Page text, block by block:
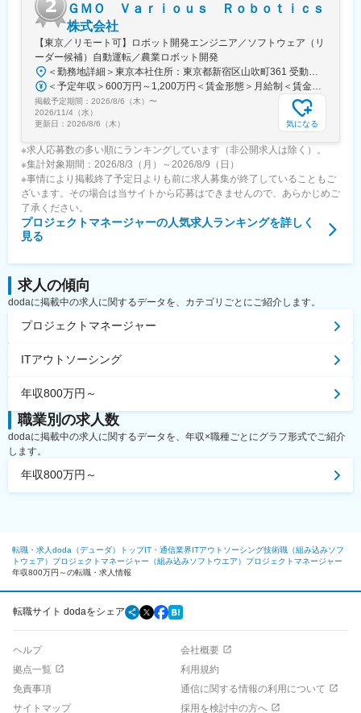
割を重視し、互いを尊重しながら協力して業務を進めます。ま
た、良い製品を生み出すために、上司・部下の間でも相談し合え
る風通しの良さを重視しています。
変更の範囲：会社の定める業務
ＧＭＯ Ｖａｒｉｏｕｓ Ｒｏｂｏｔｉｃｓ
株式会社
【東京／リモート可】ロボット開発エンジニア／ソフトウェア（リ
ーダー候補）自動運転／農業ロボット開発
＜勤務地詳細＞東京本社住所：東京都新宿区山吹町361 受動喫煙対策：屋内全面禁煙変更の範囲：会社の定める事業所（リモートワーク含む）
＜予定年収＞600万円～1,200万円＜賃金形態＞月給制＜賃金内訳＞月額（基本給）：500,000円～1,000,000円＜月給＞500,000円～1,000,000円＜昇給有無＞有＜残業手当＞有賃金はあくまでも目安の金額であり、選考を通じて上下する可能性があります。月給(月額)は固定手当を含めた表記です。
掲載予定期間： 2026/8/6（木） 〜
2026/11/4（水）
更新日： 2026/8/6（木） 気になる
※求人応募数の多い順にランキングしています（非公開求人は除く）。
※集計対象期間：2026/8/3（月）～2026/8/9（日）
※事情により掲載終了予定日よりも前に求人募集が終了していることもご
ざいます。その場合は当サイトから応募はできませんので、あらかじめご
了承ください。
プロジェクトマネージャーの人気求人ランキングを詳しく
見る
求人の傾向
dodaに掲載中の求人に関するデータを、カテゴリごとにご紹介します。
プロジェクトマネージャー
ITアウトソーシング
年収800万円～
職業別の求人数
dodaに掲載中の求人に関するデータを、年収×職種ごとにグラフ形式でご紹介
します。
年収800万円～
転職・求人doda（デューダ）トップIT・通信業界ITアウトソーシング技術職（組み込みソフ
トウェア） プロジェクトマネージャー（組み込みソフトウエア） プロジェクトマネージャー
年収800万円～の転職・求人情報
転職サイト dodaをシェア
ヘルプ
会社概要
拠点一覧
利用規約
免責事項
通信に関する情報の利用について
サイトマップ
採用を検討中の方へ